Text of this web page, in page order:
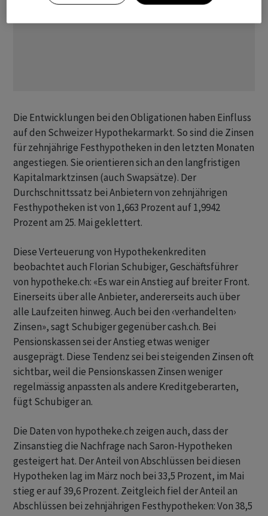
Die Entwicklungen bei den Obligationen haben Einfluss
auf den Schweizer Hypothekarmarkt. So sind die Zinsen
für zehnjährige Festhypotheken in den letzten Monaten
angestiegen. Sie orientieren sich an den langfristigen
Kapitalmarktzinsen (auch Swapsätze). Der
Durchschnittssatz bei Anbietern von zehnjährigen
Festhypotheken ist von 1,663 Prozent auf 1,9942
Prozent am 25. Mai geklettert.
Diese Verteuerung von Hypothekenkrediten
beobachtet auch Florian Schubiger, Geschäftsführer
von hypotheke.ch: «Es war ein Anstieg auf breiter Front.
Einerseits über alle Anbieter, andererseits auch über
alle Laufzeiten hinweg. Auch bei den ‹verhandelten›
Zinsen», sagt Schubiger gegenüber cash.ch. Bei
Pensionskassen sei der Anstieg etwas weniger
ausgeprägt. Diese Tendenz sei bei steigenden Zinsen oft
sichtbar, weil die Pensionskassen Zinsen weniger
regelmässig anpassten als andere Kreditgeberarten,
fügt Schubiger an.
Die Daten von hypotheke.ch zeigen auch, dass der
Zinsanstieg die Nachfrage nach Saron-Hypotheken
gesteigert hat. Der Anteil von Abschlüssen bei diesen
Hypotheken lag im März noch bei 33,5 Prozent, im Mai
stieg er auf 39,6 Prozent. Zeitgleich fiel der Anteil an
Abschlüssen bei zehnjährigen Festhypotheken: Von 38,5